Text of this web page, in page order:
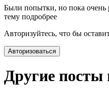
Были попытки, но пока очень
тему подробрее
Авторизуйтесь, что бы
Авторизоваться
Другие посты